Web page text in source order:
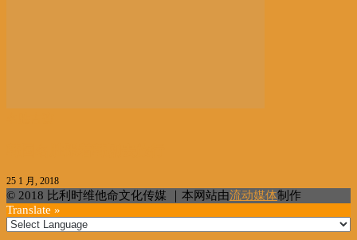
25 1 月, 2018
© 2018 比利时维他命文化传媒 ｜本网站由流动媒体制作
Translate »